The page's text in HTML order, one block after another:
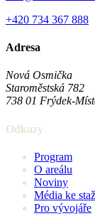
+420 734 367 888
Adresa
Nová Osmička
Staroměstská 782
738 01 Frýdek-
Odkazy
Program
O areálu
Noviny
Média ke
Pro vývojáře